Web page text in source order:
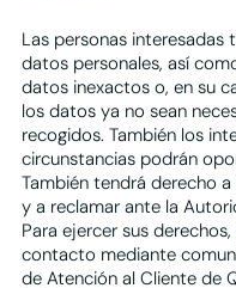
Las personas interesadas
datos personales, así
datos inexactos o, en su
los datos ya no sean
recogidos. También los
circunstancias podrán
También tendrá derecho
y a reclamar ante la
Para ejercer sus
contacto mediante
de Atención al Cliente de